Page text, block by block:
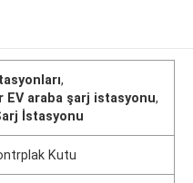
,
EV araba şarj istasyonu,
İstasyonu
Kutu